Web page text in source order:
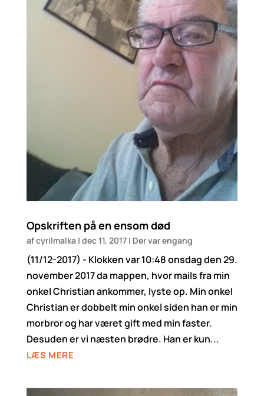
Opskriften på en ensom død
afcyrilmalka | dec 11, 2017| Der var engang
(11/12-2017) - Klokken var 10:48 onsdag den 29.
november 2017 da mappen, hvor mails fra min
onkel Christian ankommer, lyste op. Min onkel
Christian er dobbelt min onkel siden han er min
morbror og har været gift med min faster.
Desuden er vi næsten brødre. Han er kun...
LÆS MERE